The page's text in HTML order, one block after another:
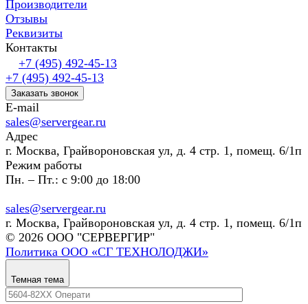
Производители
Отзывы
Реквизиты
Контакты
+7 (495) 492-45-13
+7 (495) 492-45-13
Заказать звонок
E-mail
sales@servergear.ru
Адрес
г. Москва, Грайвороновская ул, д. 4 стр. 1, помещ. 6/1п
Режим работы
Пн. – Пт.: с 9:00 до 18:00
sales@servergear.ru
г. Москва, Грайвороновская ул, д. 4 стр. 1, помещ. 6/1п
© 2026 ООО "СЕРВЕРГИР"
Политика ООО «СГ ТЕХНОЛОДЖИ»
Темная тема